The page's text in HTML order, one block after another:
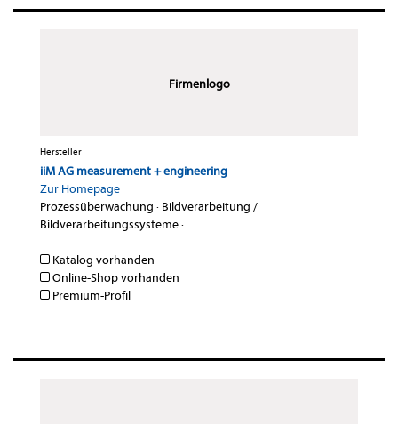
Firmenlogo
Hersteller
iiM AG measurement + engineering
Zur Homepage
Prozessüberwachung · Bildverarbeitung /
Bildverarbeitungssysteme·
Katalog vorhanden
Online-Shop vorhanden
Premium-Profil